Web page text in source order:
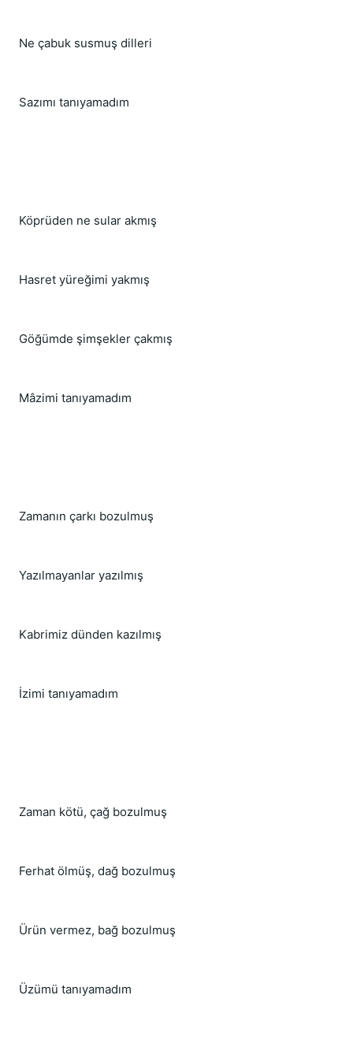
Ne çabuk susmuş dilleri
Sazımı tanıyamadım
Köprüden ne sular akmış
Hasret yüreğimi yakmış
Göğümde şimşekler çakmış
Mâzimi tanıyamadım
Zamanın çarkı bozulmuş
Yazılmayanlar yazılmış
Kabrimiz dünden kazılmış
İzimi tanıyamadım
Zaman kötü, çağ bozulmuş
Ferhat ölmüş, dağ bozulmuş
Ürün vermez, bağ bozulmuş
Üzümü tanıyamadım